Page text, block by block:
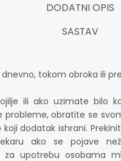
DODATNI OPIS
SASTAV
tokom obroka ili
ili ako uzimate bilo
probleme, obratite se
dodatak ishrani.
ako se pojave
za upotrebu osobama